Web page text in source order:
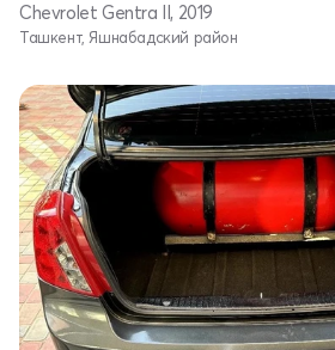
Chevrolet Gentra II, 2019
Ташкент, Яшнабадский район